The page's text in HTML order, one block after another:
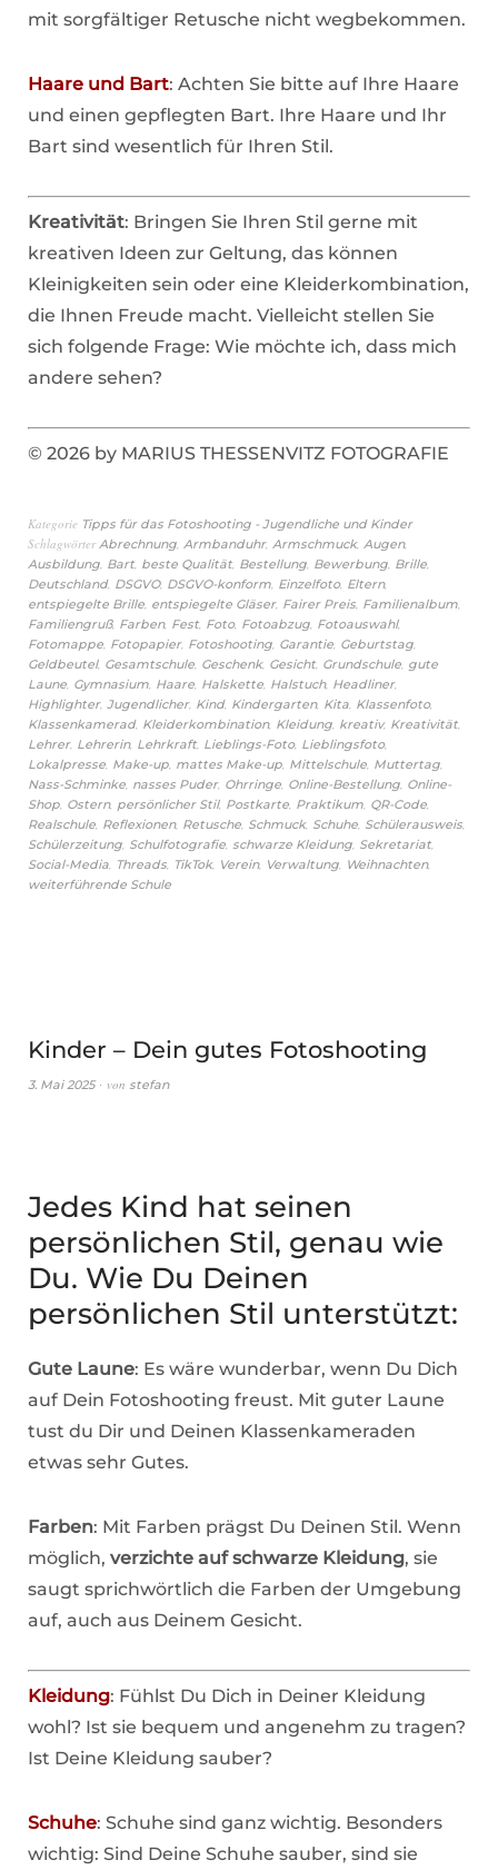
mit sorgfältiger Retusche nicht wegbekommen.
Haare und Bart: Achten Sie bitte auf Ihre Haare
und einen gepflegten Bart. Ihre Haare und Ihr
Bart sind wesentlich für Ihren Stil.
Kreativität: Bringen Sie Ihren Stil gerne mit
kreativen Ideen zur Geltung, das können
Kleinigkeiten sein oder eine Kleiderkombination,
die Ihnen Freude macht. Vielleicht stellen Sie
sich folgende Frage: Wie möchte ich, dass mich
andere sehen?
© 2026 by MARIUS THESSENVITZ FOTOGRAFIE
Kategorie Tipps für das Fotoshooting - Jugendliche und Kinder
SchlagwörterAbrechnung, Armbanduhr, Armschmuck, Augen,
Ausbildung, Bart, beste Qualität, Bestellung, Bewerbung, Brille,
Deutschland, DSGVO, DSGVO-konform, Einzelfoto, Eltern,
entspiegelte Brille, entspiegelte Gläser, Fairer Preis, Familienalbum,
Familiengruß, Farben, Fest, Foto, Fotoabzug, Fotoauswahl,
Fotomappe, Fotopapier, Fotoshooting, Garantie, Geburtstag,
Geldbeutel, Gesamtschule, Geschenk, Gesicht, Grundschule, gute
Laune, Gymnasium, Haare, Halskette, Halstuch, Headliner,
Highlighter, Jugendlicher, Kind, Kindergarten, Kita, Klassenfoto,
Klassenkamerad, Kleiderkombination, Kleidung, kreativ, Kreativität,
Lehrer, Lehrerin, Lehrkraft, Lieblings-Foto, Lieblingsfoto,
Lokalpresse, Make-up, mattes Make-up, Mittelschule, Muttertag,
Nass-Schminke, nasses Puder, Ohrringe, Online-Bestellung, Online-
Shop, Ostern, persönlicher Stil, Postkarte, Praktikum, QR-Code,
Realschule, Reflexionen, Retusche, Schmuck, Schuhe, Schülerausweis,
Schülerzeitung, Schulfotografie, schwarze Kleidung, Sekretariat,
Social-Media, Threads, TikTok, Verein, Verwaltung, Weihnachten,
weiterführende Schule
Kinder – Dein gutes Fotoshooting
3. Mai 2025 von stefan
Jedes Kind hat seinen
persönlichen Stil, genau wie
Du. Wie Du Deinen
persönlichen Stil unterstützt:
Gute Laune: Es wäre wunderbar, wenn Du Dich
auf Dein Fotoshooting freust. Mit guter Laune
tust du Dir und Deinen Klassenkameraden
etwas sehr Gutes.
Farben: Mit Farben prägst Du Deinen Stil. Wenn
möglich, verzichte auf schwarze Kleidung, sie
saugt sprichwörtlich die Farben der Umgebung
auf, auch aus Deinem Gesicht.
Kleidung: Fühlst Du Dich in Deiner Kleidung
wohl? Ist sie bequem und angenehm zu tragen?
Ist Deine Kleidung sauber?
Schuhe: Schuhe sind ganz wichtig. Besonders
wichtig: Sind Deine Schuhe sauber, sind sie